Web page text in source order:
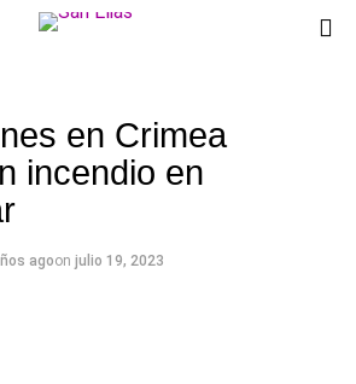
en Crimea
incendio en
agoon julio 19, 2023
horas